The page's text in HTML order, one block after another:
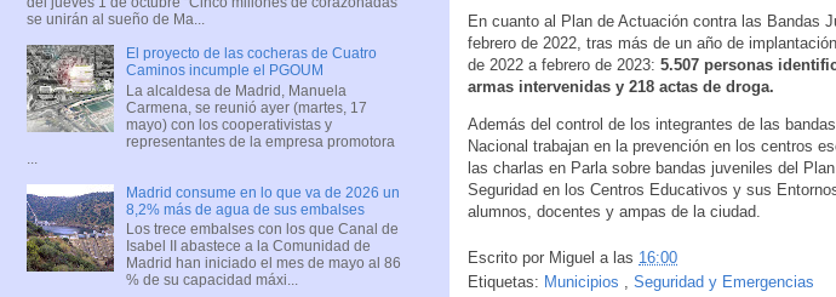
En cuanto al Plan de Actuación contra las Bandas
febrero de 2022, tras más de un año de
de 2022 a febrero de 2023: 5.507 personas
armas intervenidas y 218 actas de droga.
Además del control de los integrantes de las
Nacional trabajan en la prevención en los centros
las charlas en Parla sobre bandas juveniles del
Seguridad en los Centros Educativos y sus
alumnos, docentes y ampas de la ciudad.
Escrito por Miguel a las 16:00
Etiquetas: Municipios , Seguridad y Emergencias
se unirán al sueño de Ma...
El proyecto de las cocheras de Cuatro
Caminos incumple el PGOUM
La alcaldesa de Madrid, Manuela
Carmena, se reunió ayer (martes, 17
mayo) con los cooperativistas y
representantes de la empresa promotora
Madrid consume en lo que va de 2026 un
8,2% más de agua de sus embalses
Los trece embalses con los que Canal de
Isabel II abastece a la Comunidad de
Madrid han iniciado el mes de mayo al 86
% de su capacidad máxi...